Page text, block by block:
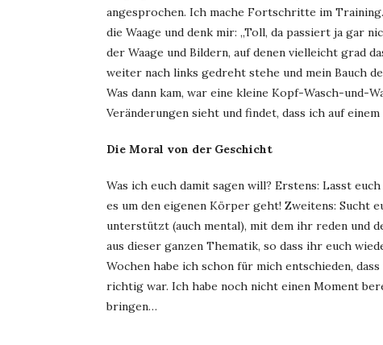
angesprochen. Ich mache Fortschritte im
die Waage und denk mir: „Toll, da passiert ja gar
der Waage und Bildern, auf denen vielleicht grad
weiter nach links gedreht stehe und mein Bauch
Was dann kam, war eine kleine Kopf-Wasch-und-
Veränderungen sieht und findet, dass ich auf
Die Moral von der Geschicht
Was ich euch damit sagen will? Erstens: Lasst
es um den eigenen Körper geht! Zweitens: Sucht
unterstützt (auch mental), mit dem ihr reden und
aus dieser ganzen Thematik, so dass ihr euch
Wochen habe ich schon für mich entschieden,
richtig war. Ich habe noch nicht einen Moment
bringen…